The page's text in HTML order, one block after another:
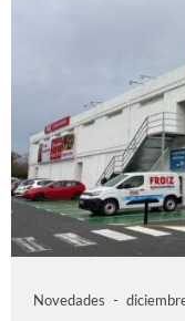
Novedades